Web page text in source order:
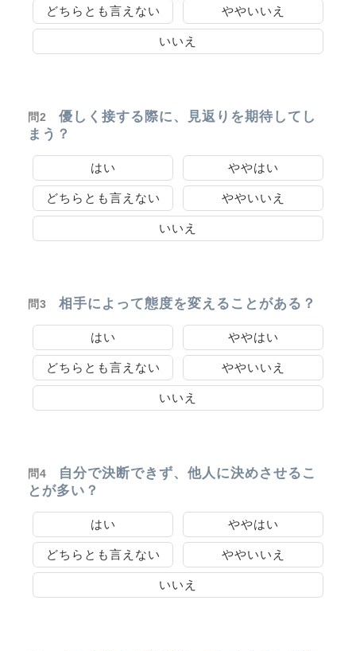
どちらとも言えない ややいいえ
いいえ
問2
優しく接する際に、見返りを期待してし
まう？
はい ややはい
どちらとも言えない ややいいえ
いいえ
問3 相手によって態度を変えることがある？
はい ややはい
どちらとも言えない ややいいえ
いいえ
問4
自分で決断できず、他人に決めさせるこ
とが多い？
はい ややはい
どちらとも言えない ややいいえ
いいえ